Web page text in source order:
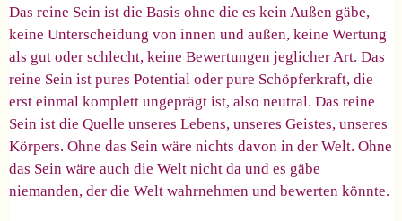
Das reine Sein ist die Basis ohne die es kein Außen gäbe,
keine Unterscheidung von innen und außen, keine Wertung
als gut oder schlecht, keine Bewertungen jeglicher Art. Das
reine Sein ist pures Potential oder pure Schöpferkraft, die
erst einmal komplett ungeprägt ist, also neutral. Das reine
Sein ist die Quelle unseres Lebens, unseres Geistes, unseres
Körpers. Ohne das Sein wäre nichts davon in der Welt. Ohne
das Sein wäre auch die Welt nicht da und es gäbe
niemanden, der die Welt wahrnehmen und bewerten könnte.